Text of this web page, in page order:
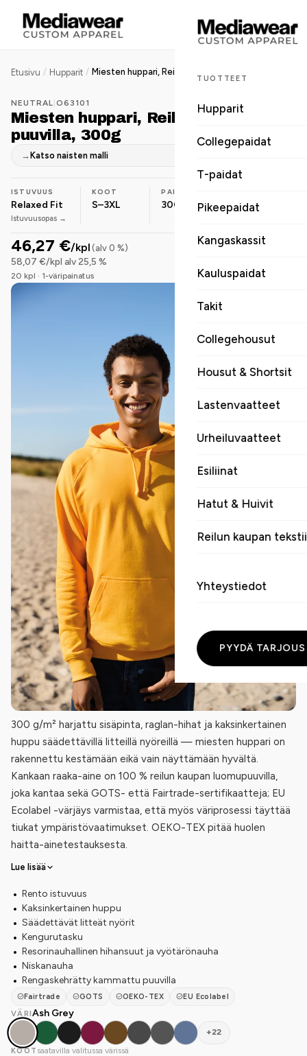
TUOTTEET
Hupparit
Collegepaidat
T-paidat
Pikeepaidat
Kangaskassit
Kauluspaidat
Takit
Collegehousut
Housut & Shortsit
Lastenvaatteet
Urheiluvaatteet
Esiliinat
Hatut & Huivit
Reilun kaupan
Yhteystiedot
PYYDÄ TARJOUS
Etusivu / Hupparit /
NEUTRAL O63101
Miesten huppari, Reilun kaupan
puuvilla, 300g
→ Katso naisten malli
ISTUVUUS
Relaxed Fit
Istuvuusopas →
KOOT
S–3XL
PAINO
300 g Luomupuuvilla
46,27 €/kpl (alv 0 %)
58,07 €/kpl alv 25,5 %
20 kpl · 1-väripainatus
300 g/m² harjattu sisäpinta, raglan-hihat ja kaksinkertainen
huppu säädettävillä litteillä nyöreillä — miesten huppari on
rakennettu kestämään eikä vain näyttämään hyvältä.
Kankaan raaka-aine on 100 % reilun kaupan luomupuuvilla,
joka kantaa sekä GOTS- että Fairtrade-sertifikaatteja; EU
Ecolabel -värjäys varmistaa, että myös väriprosessi täyttää
tiukat ympäristövaatimukset. OEKO-TEX pitää huolen
haitta-ainetestauksesta.
Lue lisää
Rento istuvuus
Kaksinkertainen huppu
Säädettävät litteät nyörit
Kengurutasku
Resorinauhallinen hihansuut ja vyötärönauha
Niskanauha
Rengaskehrätty kammattu puuvilla
Fairtrade GOTS OEKO-TEX
EU Ecolabel
VÄRIAsh Grey
+22
KOOT saatavilla valitussa värissä